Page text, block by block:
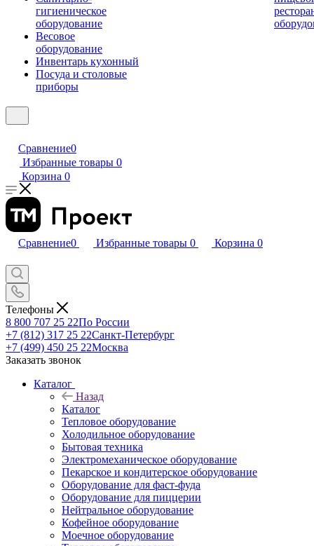
гигиеническое
оборудование
Весовое
оборудование
Инвентарь кухонный
Посуда и столовые
приборы
Сравнение0
Избранные товары 0
Корзина 0
Сравнение0 Избранные товары 0 Корзина 0
Телефоны
8 800 707 25 22По России
+7 (812) 317 25 22Санкт-Петербург
+7 (499) 450 25 22Москва
Заказать звонок
Каталог
Назад
Каталог
Тепловое оборудование
Холодильное оборудование
Бытовая техника
Электромеханическое оборудование
Пекарское и кондитерское оборудование
Оборудование для фаст-фуда
Оборудование для пиццерии
Нейтральное оборудование
Кофейное оборудование
Моечное оборудование